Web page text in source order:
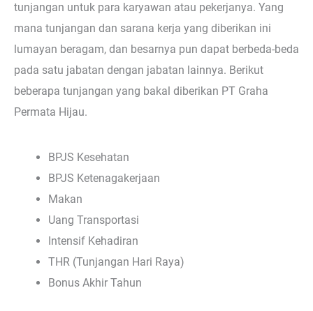
tunjangan untuk para karyawan atau pekerjanya. Yang
mana tunjangan dan sarana kerja yang diberikan ini
lumayan beragam, dan besarnya pun dapat berbeda-beda
pada satu jabatan dengan jabatan lainnya. Berikut
beberapa tunjangan yang bakal diberikan PT Graha
Permata Hijau.
BPJS Kesehatan
BPJS Ketenagakerjaan
Makan
Uang Transportasi
Intensif Kehadiran
THR (Tunjangan Hari Raya)
Bonus Akhir Tahun